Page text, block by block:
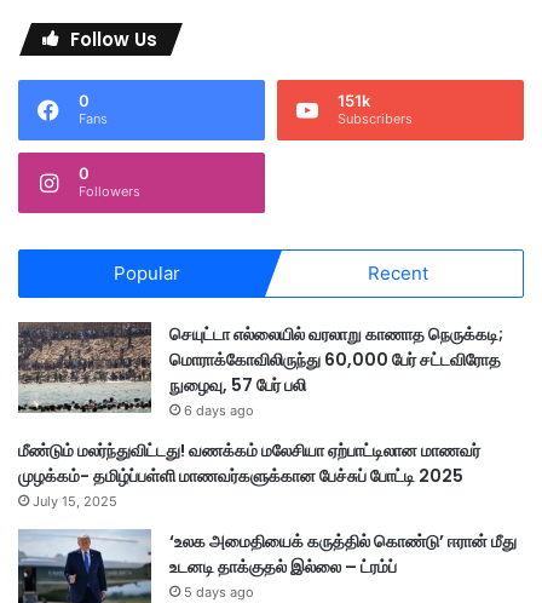
Follow Us
0
Fans
151k
Subscribers
0
Followers
Popular Recent
செயுட்டா எல்லையில் வரலாறு காணாத நெருக்கடி;
மொராக்கோவிலிருந்து 60,000 பேர் சட்டவிரோத
நுழைவு, 57 பேர் பலி
6 days ago
மீண்டும் மலர்ந்துவிட்டது! வணக்கம் மலேசியா ஏற்பாட்டிலான மாணவர்
முழக்கம்- தமிழ்ப்பள்ளி மாணவர்களுக்கான பேச்சுப் போட்டி 2025
July 15, 2025
‘உலக அமைதியைக் கருத்தில் கொண்டு’ ஈரான் மீது
உடனடி தாக்குதல் இல்லை – ட்ரம்ப்
5 days ago